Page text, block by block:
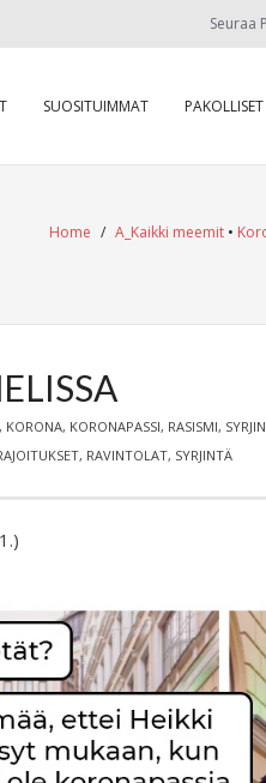
Seuraa
SUOSITUIMMAT
Home / A_Kaikki meemit •
KORONA, KORONAPASSI, RASISMI,
, RAVINTOLAT, SYRJINTÄ